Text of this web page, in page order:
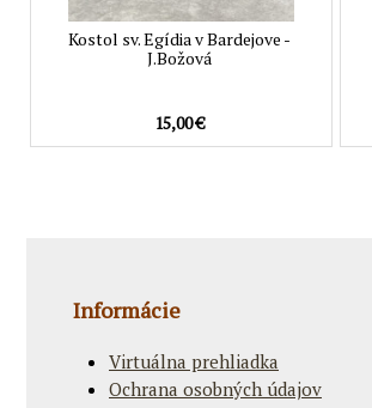
Kostol sv. Egídia v Bardejove -
J.Božová
15,00 €
Informácie
Virtuálna prehliadka
Ochrana osobných údajov